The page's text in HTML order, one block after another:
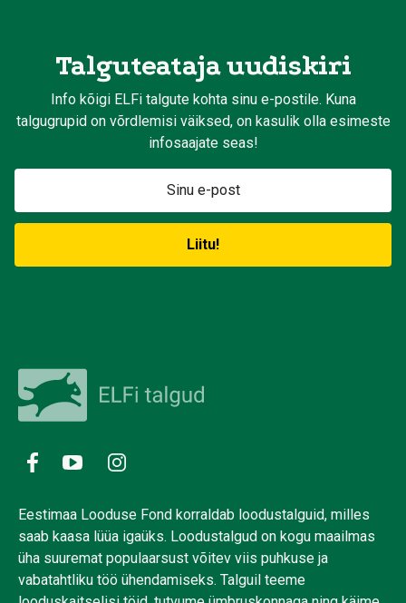
Talguteataja uudiskiri
Info kõigi ELFi talgute kohta sinu e-postile. Kuna
talgugrupid on võrdlemisi väiksed, on kasulik olla esimeste
infosaajate seas!
Eestimaa Looduse Fond korraldab loodustalguid, milles
saab kaasa lüüa igaüks. Loodustalgud on kogu maailmas
üha suuremat populaarsust võitev viis puhkuse ja
vabatahtliku töö ühendamiseks. Talguil teeme